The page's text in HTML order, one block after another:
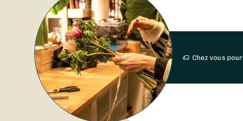
Chez vous pour